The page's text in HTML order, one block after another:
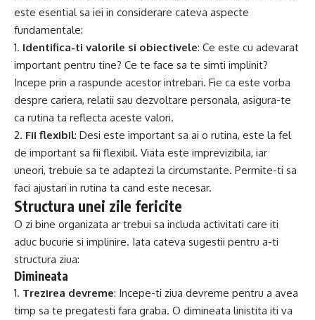
este esential sa iei in considerare cateva aspecte
fundamentale:
1. Identifica-ti valorile si obiectivele: Ce este cu adevarat
important pentru tine? Ce te face sa te simti implinit?
Incepe prin a raspunde acestor intrebari. Fie ca este vorba
despre cariera, relatii sau dezvoltare personala, asigura-te
ca rutina ta reflecta aceste valori.
2. Fii flexibil: Desi este important sa ai o rutina, este la fel
de important sa fii flexibil. Viata este imprevizibila, iar
uneori, trebuie sa te adaptezi la circumstante. Permite-ti sa
faci ajustari in rutina ta cand este necesar.
Structura unei zile fericite
O zi bine organizata ar trebui sa includa activitati care iti
aduc bucurie si implinire. Iata cateva sugestii pentru a-ti
structura ziua:
Dimineata
1. Trezirea devreme: Incepe-ti ziua devreme pentru a avea
timp sa te pregatesti fara graba. O dimineata linistita iti va